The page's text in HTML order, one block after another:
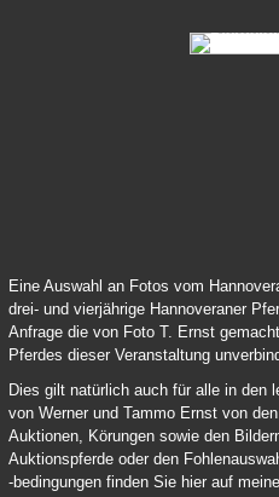
83 Samy
84 Lord Pezi Junior
Eine Auswahl an Fotos vom
drei- und vierjährige Hannoveraner
Anfrage die von Foto T. Ernst
Pferdes dieser Veranstaltung
Dies gilt natürlich auch für alle in den
von Werner und Tammo Ernst von
Auktionen, Körungen sowie den
Auktionspferde oder den
-bedingungen finden Sie hier auf